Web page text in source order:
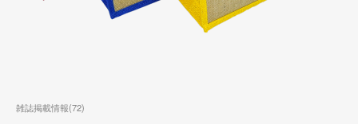
雑誌掲載情報(72)